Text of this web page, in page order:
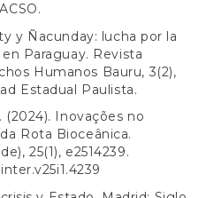
y Ñacunday: lucha por la
Paraguay. Revista
Humanos Bauru, 3(2),
Estadual Paulista.
(2024). Inovações no
Rota Bioceânica.
25(1), e2514239.